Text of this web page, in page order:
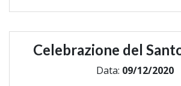
Celebrazione del
Data: 09/12/2020